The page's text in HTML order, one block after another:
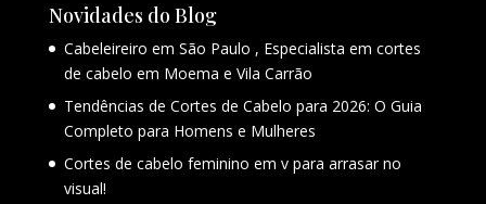
Novidades do Blog
Cabeleireiro em São Paulo , Especialista em cortes
de cabelo em Moema e Vila Carrão
Tendências de Cortes de Cabelo para 2026: O Guia
Completo para Homens e Mulheres
Cortes de cabelo feminino em v para arrasar no
visual!